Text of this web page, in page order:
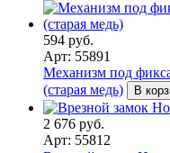
594 руб.
Арт: 55891
Механизм под
(старая медь)
В
2 676 руб.
Арт: 55812